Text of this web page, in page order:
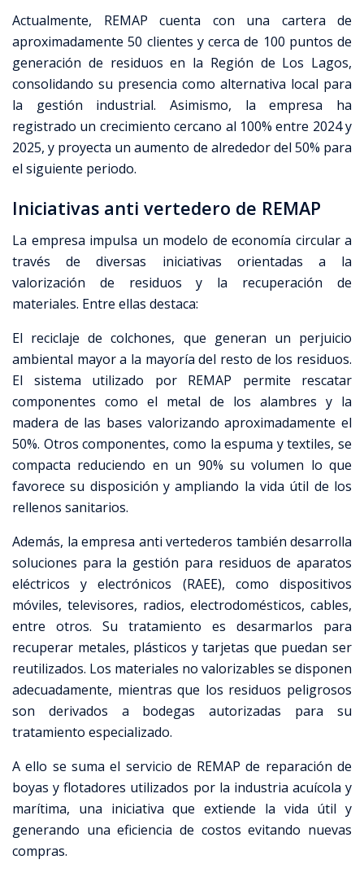
Actualmente, REMAP cuenta con una cartera de
aproximadamente 50 clientes y cerca de 100 puntos de
generación de residuos en la Región de Los Lagos,
consolidando su presencia como alternativa local para
la gestión industrial. Asimismo, la empresa ha
registrado un crecimiento cercano al 100% entre 2024 y
2025, y proyecta un aumento de alrededor del 50% para
el siguiente periodo.
Iniciativas anti vertedero de REMAP
La empresa impulsa un modelo de economía circular a
través de diversas iniciativas orientadas a la
valorización de residuos y la recuperación de
materiales. Entre ellas destaca:
El reciclaje de colchones, que generan un perjuicio
ambiental mayor a la mayoría del resto de los residuos.
El sistema utilizado por REMAP permite rescatar
componentes como el metal de los alambres y la
madera de las bases valorizando aproximadamente el
50%. Otros componentes, como la espuma y textiles, se
compacta reduciendo en un 90% su volumen lo que
favorece su disposición y ampliando la vida útil de los
rellenos sanitarios.
Además, la empresa anti vertederos también desarrolla
soluciones para la gestión para residuos de aparatos
eléctricos y electrónicos (RAEE), como dispositivos
móviles, televisores, radios, electrodomésticos, cables,
entre otros. Su tratamiento es desarmarlos para
recuperar metales, plásticos y tarjetas que puedan ser
reutilizados. Los materiales no valorizables se disponen
adecuadamente, mientras que los residuos peligrosos
son derivados a bodegas autorizadas para su
tratamiento especializado.
A ello se suma el servicio de REMAP de reparación de
boyas y flotadores utilizados por la industria acuícola y
marítima, una iniciativa que extiende la vida útil y
generando una eficiencia de costos evitando nuevas
compras.